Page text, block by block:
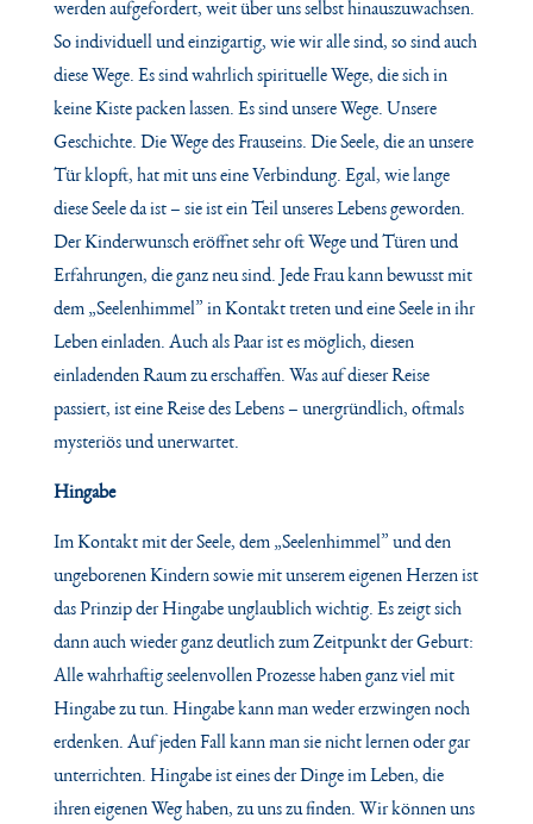
werden aufgefordert, weit über uns selbst hinauszuwachsen.
So individuell und einzigartig, wie wir alle sind, so sind auch
diese Wege. Es sind wahrlich spirituelle Wege, die sich in
keine Kiste packen lassen. Es sind unsere Wege. Unsere
Geschichte. Die Wege des Frauseins. Die Seele, die an unsere
Tür klopft, hat mit uns eine Verbindung. Egal, wie lange
diese Seele da ist – sie ist ein Teil unseres Lebens geworden.
Der Kinderwunsch eröffnet sehr oft Wege und Türen und
Erfahrungen, die ganz neu sind. Jede Frau kann bewusst mit
dem „Seelenhimmel” in Kontakt treten und eine Seele in ihr
Leben einladen. Auch als Paar ist es möglich, diesen
einladenden Raum zu erschaffen. Was auf dieser Reise
passiert, ist eine Reise des Lebens – unergründlich, oftmals
mysteriös und unerwartet.
Hingabe
Im Kontakt mit der Seele, dem „Seelenhimmel” und den
ungeborenen Kindern sowie mit unserem eigenen Herzen ist
das Prinzip der Hingabe unglaublich wichtig. Es zeigt sich
dann auch wieder ganz deutlich zum Zeitpunkt der Geburt:
Alle wahrhaftig seelenvollen Prozesse haben ganz viel mit
Hingabe zu tun. Hingabe kann man weder erzwingen noch
erdenken. Auf jeden Fall kann man sie nicht lernen oder gar
unterrichten. Hingabe ist eines der Dinge im Leben, die
ihren eigenen Weg haben, zu uns zu finden. Wir können uns